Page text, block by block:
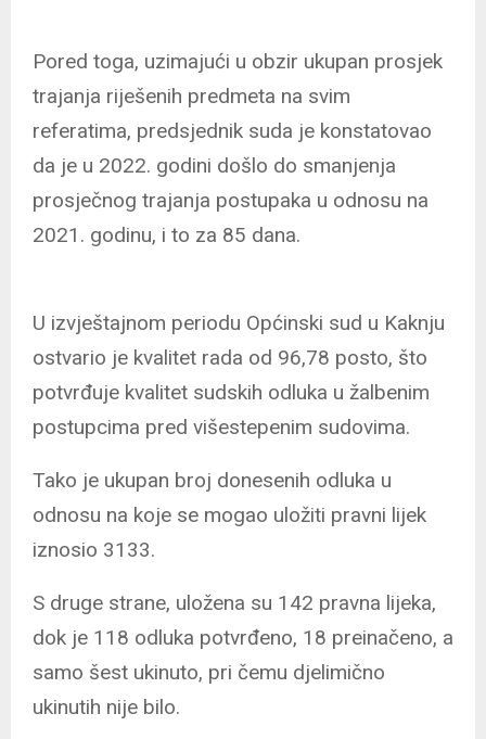
Pored toga, uzimajući u obzir ukupan prosjek
trajanja riješenih predmeta na svim
referatima, predsjednik suda je konstatovao
da je u 2022. godini došlo do smanjenja
prosječnog trajanja postupaka u odnosu na
2021. godinu, i to za 85 dana.
U izvještajnom periodu Općinski sud u Kaknju
ostvario je kvalitet rada od 96,78 posto, što
potvrđuje kvalitet sudskih odluka u žalbenim
postupcima pred višestepenim sudovima.
Tako je ukupan broj donesenih odluka u
odnosu na koje se mogao uložiti pravni lijek
iznosio 3133.
S druge strane, uložena su 142 pravna lijeka,
dok je 118 odluka potvrđeno, 18 preinačeno, a
samo šest ukinuto, pri čemu djelimično
ukinutih nije bilo.